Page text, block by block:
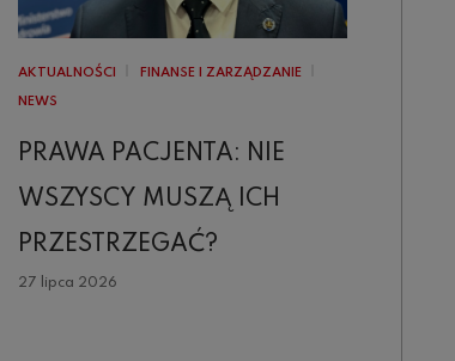
AKTUALNOŚCI
FINANSE I ZARZĄDZANIE
NEWS
PRAWA PACJENTA: NIE
WSZYSCY MUSZĄ ICH
PRZESTRZEGAĆ?
27 lipca 2026